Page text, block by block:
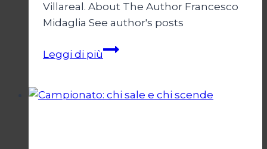
Villareal. About The Author Francesco
Midaglia See author's posts
Leggi di piùCoppe:
due